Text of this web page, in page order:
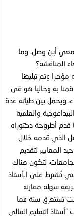
أين وصل. وما
المناقشة؟
وتم تبليغنا
به وحاليا هو في
ويحمل بين طياته عدة
والعلمية
قدم أطروحة دكتوراه
الذي قدمه خلال
المعايير لتقديم
لتكون هناك
تُشترط على الأستاذ
سهلة مقارنة
تستغرق سنة فما
التعليم العالي